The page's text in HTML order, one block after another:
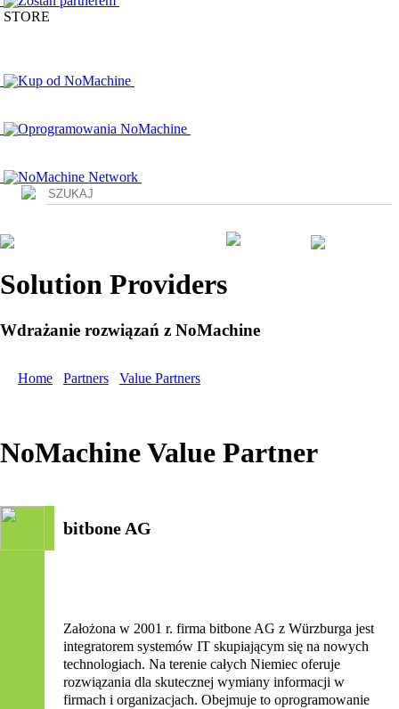
STORE
Kup od NoMachine
Oprogramowania NoMachine
NoMachine Network
Solution Providers
Wdrażanie rozwiązań z NoMachine
Home Partners Value Partners
NoMachine Value Partner
bitbone AG
Założona w 2001 r. firma bitbone AG z Würzburga jest
integratorem systemów IT skupiającym się na nowych
technologiach. Na terenie całych Niemiec oferuje
rozwiązania dla skutecznej wymiany informacji w
firmach i organizacjach. Obejmuje to oprogramowanie